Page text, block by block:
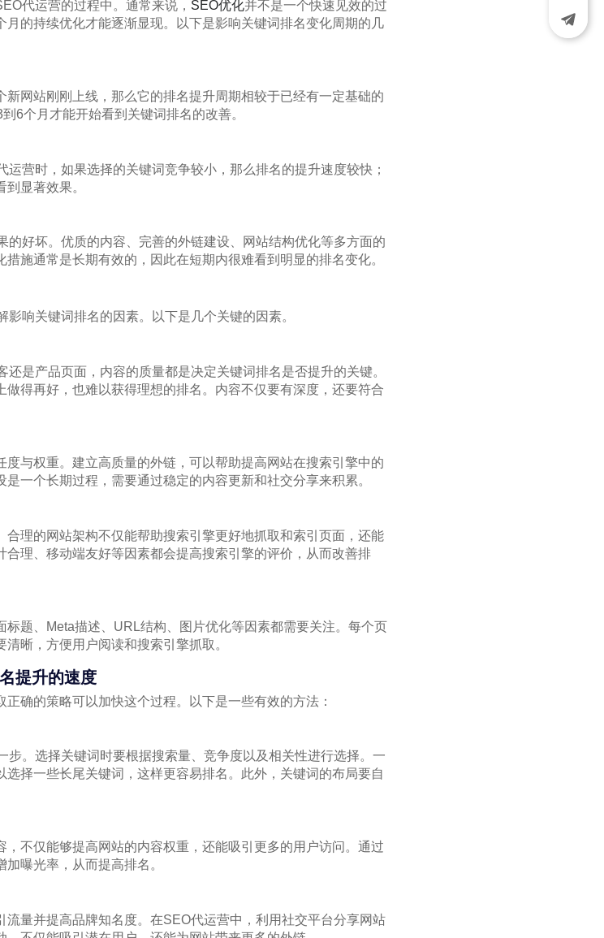
代运营的过程中。通常来说， SEO优化并不是一个快速见效的过
的持续优化才能逐渐显现。以下是影响关键词排名变化周期的几
网站刚刚上线，那么它的排名提升周期相较于已经有一定基础的
6个月才能开始看到关键词排名的改善。
营时，如果选择的关键词竞争较小，那么排名的提升速度较快；
显著效果。
好坏。优质的内容、完善的外链建设、网站结构优化等多方面的
施通常是长期有效的，因此在短期内很难看到明显的排名变化。
响关键词排名的因素。以下是几个关键的因素。
是产品页面，内容的质量都是决定关键词排名是否提升的关键。
得再好，也难以获得理想的排名。内容不仅要有深度，还要符合
与权重。建立高质量的外链，可以帮助提高网站在搜索引擎中的
一个长期过程，需要通过稳定的内容更新和社交分享来积累。
理的网站架构不仅能帮助搜索引擎更好地抓取和索引页面，还能
理、移动端友好等因素都会提高搜索引擎的评价，从而改善排
题、Meta描述、URL结构、图片优化等因素都需要关注。每个页
晰，方便用户阅读和搜索引擎抓取。
提升的速度
确的策略可以加快这个过程。以下是一些有效的方法：
。选择关键词时要根据搜索量、竞争度以及相关性进行选择。一
择一些长尾关键词，这样更容易排名。此外，关键词的布局要自
不仅能够提高网站的内容权重，还能吸引更多的用户访问。通过
曝光率，从而提高排名。
量并提高品牌知名度。在SEO代运营中，利用社交平台分享网站